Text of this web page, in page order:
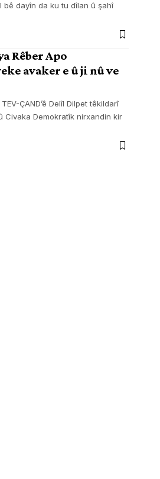
bê dayîn da ku tu dîlan û şahî
Rêber Apo
avaker e û ji nû ve
ÇAND’ê Delîl Dilpet têkildarî
Civaka Demokratîk nirxandin kir